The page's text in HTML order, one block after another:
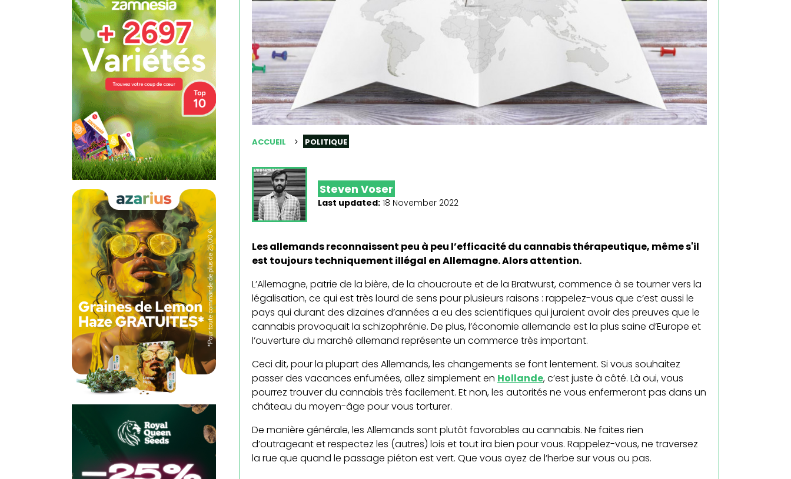
ACCUEIL POLITIQUE
Steven Voser
Last updated: 18 November 2022
Les allemands reconnaissent peu à peu l’efficacité du cannabis thérapeutique, même s'il
est toujours techniquement illégal en Allemagne. Alors attention.
L’Allemagne, patrie de la bière, de la choucroute et de la Bratwurst, commence à se tourner vers la
légalisation, ce qui est très lourd de sens pour plusieurs raisons : rappelez-vous que c’est aussi le
pays qui durant des dizaines d’années a eu des scientifiques qui juraient avoir des preuves que le
cannabis provoquait la schizophrénie. De plus, l’économie allemande est la plus saine d’Europe et
l’ouverture du marché allemand représente un commerce très important.
Ceci dit, pour la plupart des Allemands, les changements se font lentement. Si vous souhaitez
passer des vacances enfumées, allez simplement en Hollande, c’est juste à côté. Là oui, vous
pourrez trouver du cannabis très facilement. Et non, les autorités ne vous enfermeront pas dans un
château du moyen-âge pour vous torturer.
De manière générale, les Allemands sont plutôt favorables au cannabis. Ne faites rien
d’outrageant et respectez les (autres) lois et tout ira bien pour vous. Rappelez-vous, ne traversez
la rue que quand le passage piéton est vert. Que vous ayez de l’herbe sur vous ou pas.